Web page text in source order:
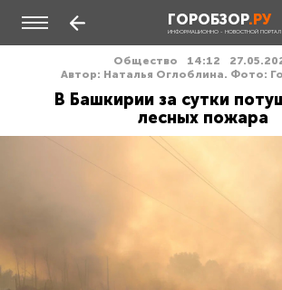
ГОРОБЗОР.РУ
ИНФОРМАЦИОННО - НОВОСТНОЙ ПОРТАЛ
Общество 14:12
Автор: Наталья Оглоблина. Фото:
В Башкирии за сутки
лесных пожара